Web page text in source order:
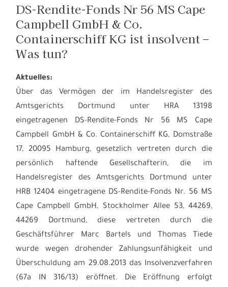
DS-Rendite-Fonds Nr 56 MS Cape
Campbell GmbH & Co.
Containerschiff KG ist insolvent –
Was tun?
Aktuelles:
Über das Vermögen der im Handelsregister des
Amtsgerichts Dortmund unter HRA 13198
eingetragenen DS-Rendite-Fonds Nr 56 MS Cape
Campbell GmbH & Co. Containerschiff KG, Domstraße
17, 20095 Hamburg, gesetzlich vertreten durch die
persönlich haftende Gesellschafterin, die im
Handelsregister des Amtsgerichts Dortmund unter
HRB 12404 eingetragene DS-Rendite-Fonds Nr. 56 MS
Cape Campbell GmbH, Stockholmer Allee 53, 44269,
44269 Dortmund, diese vertreten durch die
Geschäftsführer Marc Bartels und Thomas Tiede
wurde wegen drohender Zahlungsunfähigkeit und
Überschuldung am 29.08.2013 das Insolvenzverfahren
(67a IN 316/13) eröffnet. Die Eröffnung erfolgt